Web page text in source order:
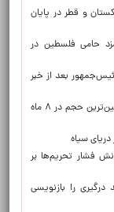
و قطر در پایان
حامی فلسطین در
بعد از خبر
افت صادرات نفت آمریکا به پایین‌ترین حجم در ۸ ماه
فشار تحریم‌ها بر
را بازنویسی